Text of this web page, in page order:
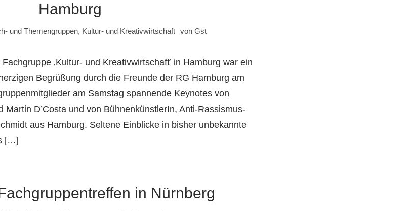
Hamburg
und Themengruppen, Kultur- und Kreativwirtschaft von Gst
‚Kultur- und Kreativwirtschaft’ in Hamburg war ein
Begrüßung durch die Freunde der RG Hamburg am
am Samstag spannende Keynotes von
Martin D’Costa und von BühnenkünstlerIn, Anti-Rassismus-
aus Hamburg. Seltene Einblicke in bisher unbekannte
[…]
in Nürnberg